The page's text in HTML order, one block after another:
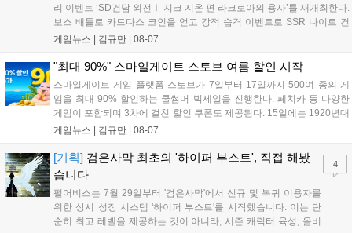
리 이벤트 ‘SD건담 외전Ⅰ 지크 지온 편 라크로아의 용사’를 재개최한다.
보스 배틀로 카드다스 코인을 얻고 강적 습격 이벤트로 SSR 나이트 건
담을 획득할 수 있다. 로그인 보너스로 최대 다이아 3,000개를 지급하며,
원 증정한다. 또한 9월 30일까지 공식 유튜브에서 특별 프로그램을 시청
할 수 있다....
게임뉴스 | 김규만 | 08-07
"최대 90%" 스마일게이트 스토브 여름 할인 시작
스마일게이트 게임 플랫폼 스토브가 7일부터 17일까지 500여 종의 게
임을 최대 90% 할인하는 쿨썸머 빅세일을 진행한다. 페치카 등 다양한
게임이 포함되며 3차에 걸친 할인 쿠폰도 제공된다. 15일에는 1920년대
경성 배경의 신작 그날의 신문이 출시되며, 15일부터 17일까지는 국내
은 공식 페이지에서 확인 가능하다....
게임뉴스 | 김규만 | 08-07
[기획] 검은사막 최초의 '하이퍼 부스트', 직접 해봤
습니다
펄어비스는 7월 29일부터 '검은사막'에서 신규 및 복귀 이용자를
위한 상시 성장 시스템 '하이퍼 부스트'를 시작했습니다. 이는 단
순히 최고 레벨을 제공하는 것이 아니라, 시즌 캐릭터 육성, 올비
4